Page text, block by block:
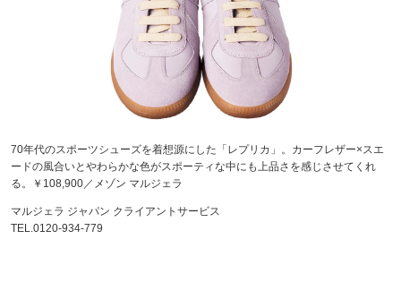
70年代のスポーツシューズを着想源にした「レプリカ」。カーフレザー×スエ
ードの風合いとやわらかな色がスポーティな中にも上品さを感じさせてくれ
る。￥108,900／メゾン マルジェラ
マルジェラ ジャパン クライアントサービス
TEL.0120-934-779